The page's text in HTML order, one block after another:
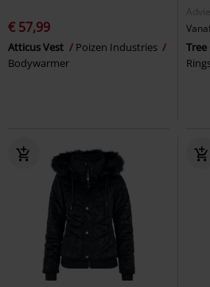
€ 57,99
Atticus Vest
Poizen Industries
Bodywarmer